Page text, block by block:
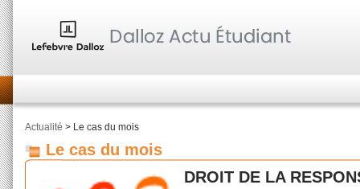
Actualité > Le cas du mois
Le cas du mois
DROIT DE LA